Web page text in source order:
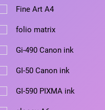
Fine Art A4
folio matrix
Gi-490 Canon ink
GI-50 Canon ink
GI-590 PIXMA ink